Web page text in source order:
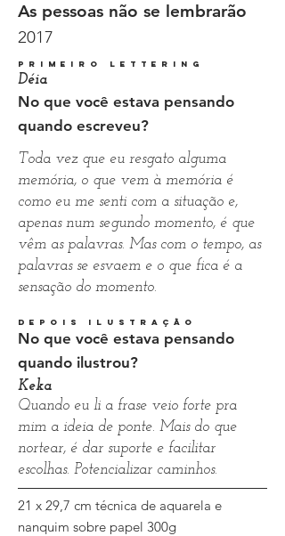
As pessoas não se lembrarão
2017
21 x 29,7 cm técnica de aquarela e
nanquim sobre papel 300g
No que você estava pensando
quando ilustrou?
depois ilustração
Quando eu li a frase veio forte pra
mim a ideia de ponte. Mais do que
nortear, é dar suporte e facilitar
escolhas. Potencializar caminhos.
Keka
primeiro lettering
No que você estava pensando
quando escreveu?
Toda vez que eu resgato alguma
memória, o que vem à memória é
como eu me senti com a situação e,
apenas num segundo momento, é que
vêm as palavras. Mas com o tempo, as
palavras se esvaem e o que fica é a
sensação do momento.
Déia